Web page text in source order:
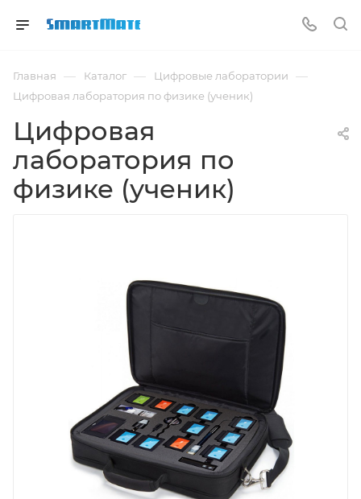
Главная — Каталог — Цифровые лаборатории —
Цифровая лаборатория по физике (ученик)
Цифровая
лаборатория по
физике (ученик)